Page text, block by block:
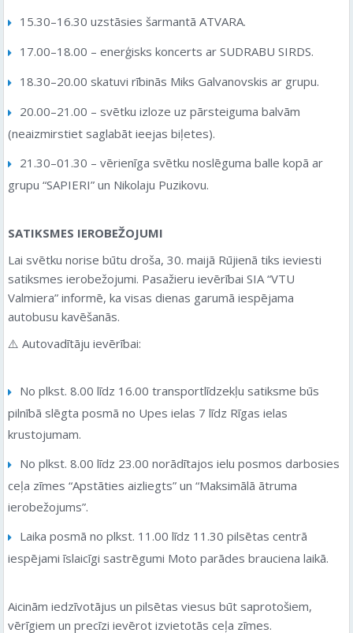
15.30–16.30 uzstāsies šarmantā ATVARA.
17.00–18.00 – enerģisks koncerts ar SUDRABU SIRDS.
18.30–20.00 skatuvi rībinās Miks Galvanovskis ar grupu.
20.00–21.00 – svētku izloze uz pārsteiguma balvām
(neaizmirstiet saglabāt ieejas biļetes).
21.30–01.30 – vērienīga svētku noslēguma balle kopā ar
grupu “SAPIERI” un Nikolaju Puzikovu.
SATIKSMES IEROBEŽOJUMI
Lai svētku norise būtu droša, 30. maijā Rūjienā tiks ieviesti
satiksmes ierobežojumi. Pasažieru ievērībai SIA “VTU
Valmiera” informē, ka visas dienas garumā iespējama
autobusu kavēšanās.
⚠️ Autovadītāju ievērībai:
No plkst. 8.00 līdz 16.00 transportlīdzekļu satiksme būs
pilnībā slēgta posmā no Upes ielas 7 līdz Rīgas ielas
krustojumam.
No plkst. 8.00 līdz 23.00 norādītajos ielu posmos darbosies
ceļa zīmes “Apstāties aizliegts” un “Maksimālā ātruma
ierobežojums”.
Laika posmā no plkst. 11.00 līdz 11.30 pilsētas centrā
iespējami īslaicīgi sastrēgumi Moto parādes brauciena laikā.
Aicinām iedzīvotājus un pilsētas viesus būt saprotošiem,
vērīgiem un precīzi ievērot izvietotās ceļa zīmes.